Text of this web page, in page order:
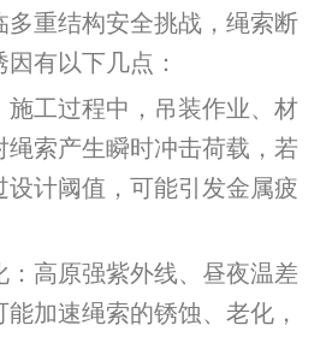
多重结构安全挑战，绳索断
有以下几点：
工过程中，吊装作业、材
索产生瞬时冲击荷载，若
计阈值，可能引发金属疲
高原强紫外线、昼夜温差
加速绳索的锈蚀、老化，